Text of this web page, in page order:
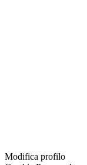
Modifica profilo